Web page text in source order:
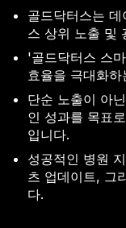
골드닥터스는
스 상위 노출 및
'골드닥터스 스
효율을 극대화
단순 노출이 아
인 성과를 목표
입니다.
성공적인 병원
츠 업데이트, 그
다.